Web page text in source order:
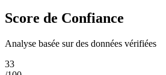
Score de Confiance
Analyse basée sur des données vérifiées
33